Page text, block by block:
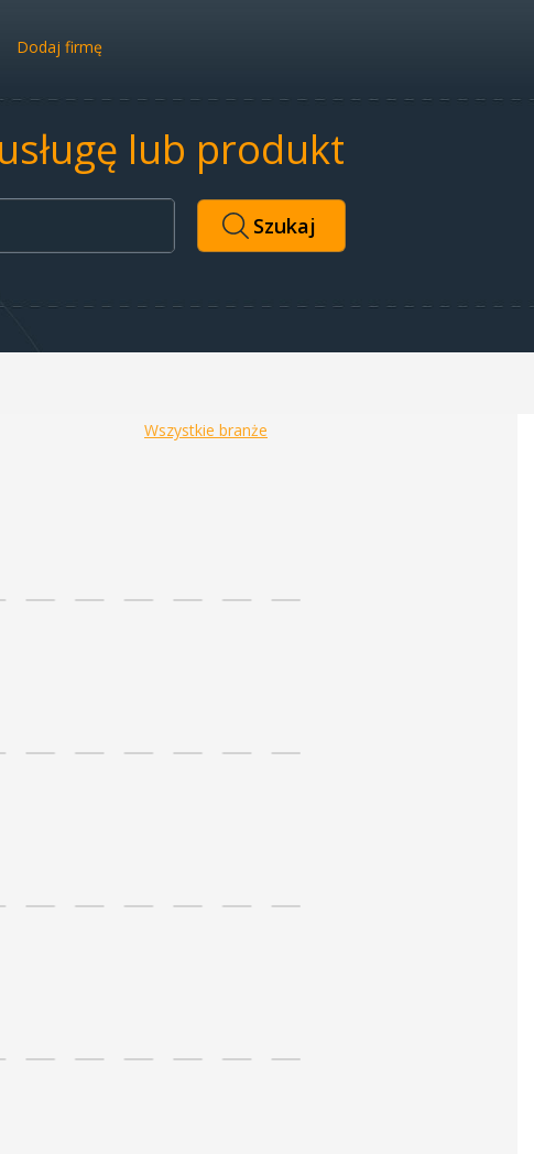
Dodaj firmę
lub produkt
Wszystkie branże